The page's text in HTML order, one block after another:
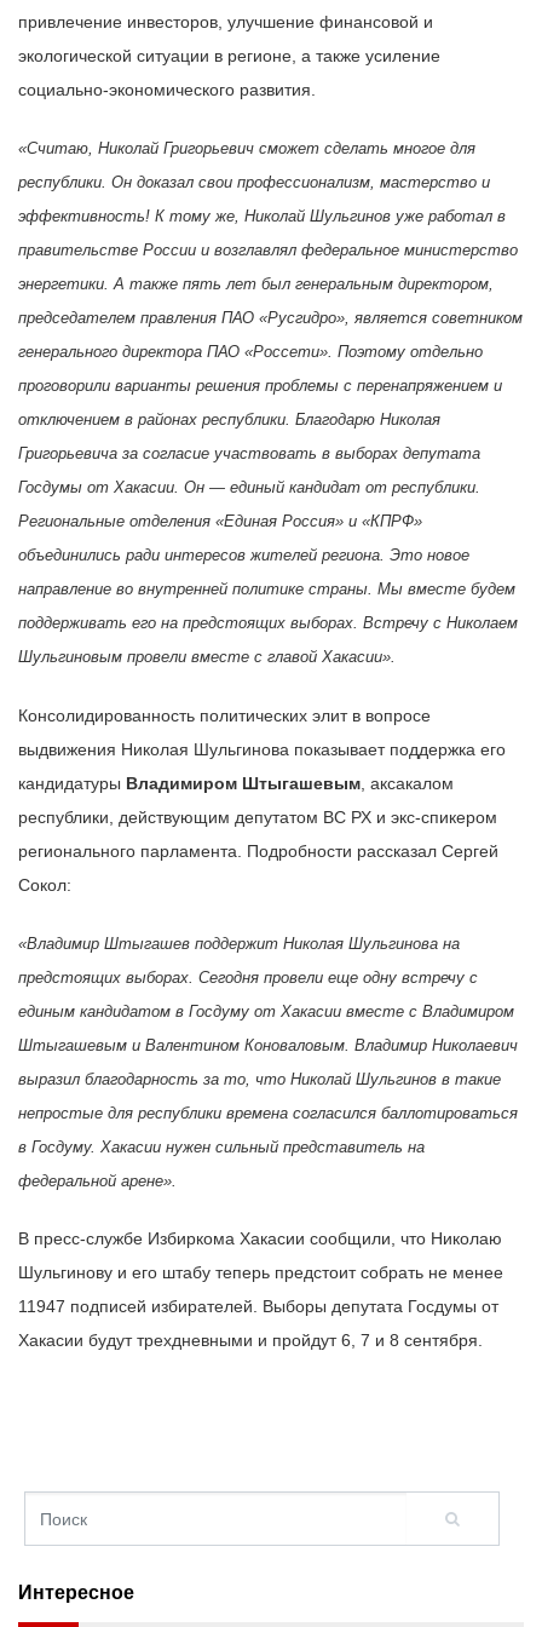
привлечение инвесторов, улучшение финансовой и
экологической ситуации в регионе, а также усиление
социально-экономического развития.
«Считаю, Николай Григорьевич сможет сделать многое для
республики. Он доказал свои профессионализм, мастерство и
эффективность! К тому же, Николай Шульгинов уже работал в
правительстве России и возглавлял федеральное министерство
энергетики. А также пять лет был генеральным директором,
председателем правления ПАО «Русгидро», является советником
генерального директора ПАО «Россети». Поэтому отдельно
проговорили варианты решения проблемы с перенапряжением и
отключением в районах республики. Благодарю Николая
Григорьевича за согласие участвовать в выборах депутата
Госдумы от Хакасии. Он — единый кандидат от республики.
Региональные отделения «Единая Россия» и «КПРФ»
объединились ради интересов жителей региона. Это новое
направление во внутренней политике страны. Мы вместе будем
поддерживать его на предстоящих выборах. Встречу с Николаем
Шульгиновым провели вместе с главой Хакасии».
Консолидированность политических элит в вопросе
выдвижения Николая Шульгинова показывает поддержка его
кандидатуры Владимиром Штыгашевым , аксакалом
республики, действующим депутатом ВС РХ и экс-спикером
регионального парламента. Подробности рассказал Сергей
Сокол:
«Владимир Штыгашев поддержит Николая Шульгинова на
предстоящих выборах. Сегодня провели еще одну встречу с
единым кандидатом в Госдуму от Хакасии вместе с Владимиром
Штыгашевым и Валентином Коноваловым. Владимир Николаевич
выразил благодарность за то, что Николай Шульгинов в такие
непростые для республики времена согласился баллотироваться
в Госдуму. Хакасии нужен сильный представитель на
федеральной арене».
В пресс-службе Избиркома Хакасии сообщили, что Николаю
Шульгинову и его штабу теперь предстоит собрать не менее
11947 подписей избирателей. Выборы депутата Госдумы от
Хакасии будут трехдневными и пройдут 6, 7 и 8 сентября.
Интересное